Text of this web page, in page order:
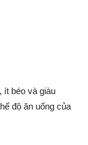
ít béo và giàu
độ ăn uống của